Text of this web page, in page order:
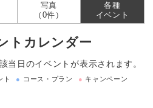
写真
（0件）
各種
イベント
トカレンダー
当日のイベントが表示されます。
ト ● コース・プラン ● キャンペーン